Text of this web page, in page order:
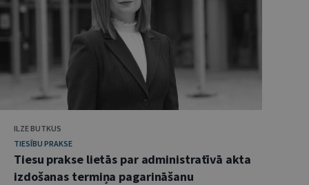
ILZE BUTKUS
TIESĪBU PRAKSE
Tiesu prakse lietās par administratīvā akta
izdošanas termiņa pagarināšanu